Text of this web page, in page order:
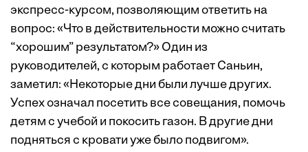
экспресс-курсом, позволяющим ответить на
вопрос: «Что в действительности можно считать
“хорошим” результатом?» Один из
руководителей, с которым работает Саньин,
заметил: «Некоторые дни были лучше других.
Успех означал посетить все совещания, помочь
детям с учебой и покосить газон. В другие дни
подняться с кровати уже было подвигом».